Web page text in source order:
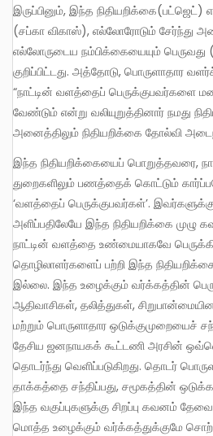
இருப்பினும், இந்த
(சப்கா விகாஸ்), எல்லோரோடும் சேர்ந்து
எல்லோருடைய நம்பிக்கையையும்
குறிப்பிட்டது. அத்தோடு, பொருளாதார
“நாட்டின் வளத்தைப் பெருக்குபவர்களை
வேண்டும் என்று வலியுறுத்தினார் நமது
அனைத்திலும் நிதியறிக்கை தோல்வி
இந்த நிதியறிக்கையைப் பொறுத்தவரை, நாட்டின் கட்டுமானங்களிலும் பிற
துறைகளிலும் பணத்தைக் கொட்டும்
‘வளத்தைப் பெருக்குபவர்கள்’.
அளிப்பதிலேயே இந்த நிதியறிக்கை முழு
நாட்டின் வளத்தை உண்மையாகவே
தொழிலாளர்களைப் பற்றி இந்த
இல்லை. இந்த உழைக்கும் வர்க்கத்தின்
ஆதிவாசிகள், தலித்துகள்,
மற்றும் பொருளாதார ஒடுக்குமுறையைச்
தேசிய ஜனநாயகக் கூட்டணி அரசின்
தொடர்ந்து வெளிப்படுகிறது. தொடர்
தாக்கத்தை சந்திப்பது, சமூகத்தின்
இந்த வகுப்புகளுக்கு சிறப்பு கவனம்
மொத்த உழைக்கும் வர்க்கத்துக்குமே